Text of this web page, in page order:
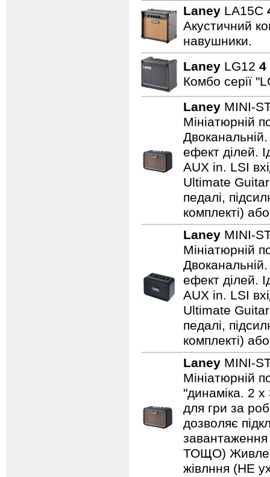
Laney LA15C
Акустичний
навушники.
Laney LG12 4
Комбо серії
Laney MINI-
Мініатюрній
ефект ділей.
AUX in. LSI
Ultimate Guitar
педалі,
комплекті)
Laney MINI-
Мініатюрній
ефект ділей.
AUX in. LSI
Ultimate Guitar
педалі,
комплекті)
Laney MINI-
Мініатюрній
"динаміка. 2
для гри за
дозволяє
завантаження
ТОЩО)
жівлння (НЕ